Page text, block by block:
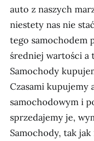
auto z naszych
niestety nas nie
tego samochodem
średniej wartości a
Samochody
Czasami kupujemy
samochodowym i
sprzedajemy je,
Samochody, tak